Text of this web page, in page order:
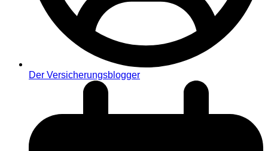
Der Versicherungsblogger